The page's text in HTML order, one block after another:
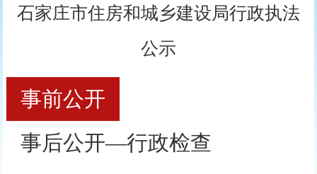
石家庄市住房和城乡建设局行政执法
公示
事前公开
事后公开—行政检查